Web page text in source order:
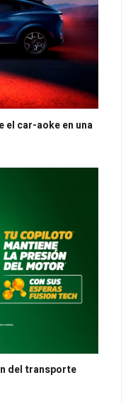
el car-aoke en una
del transporte